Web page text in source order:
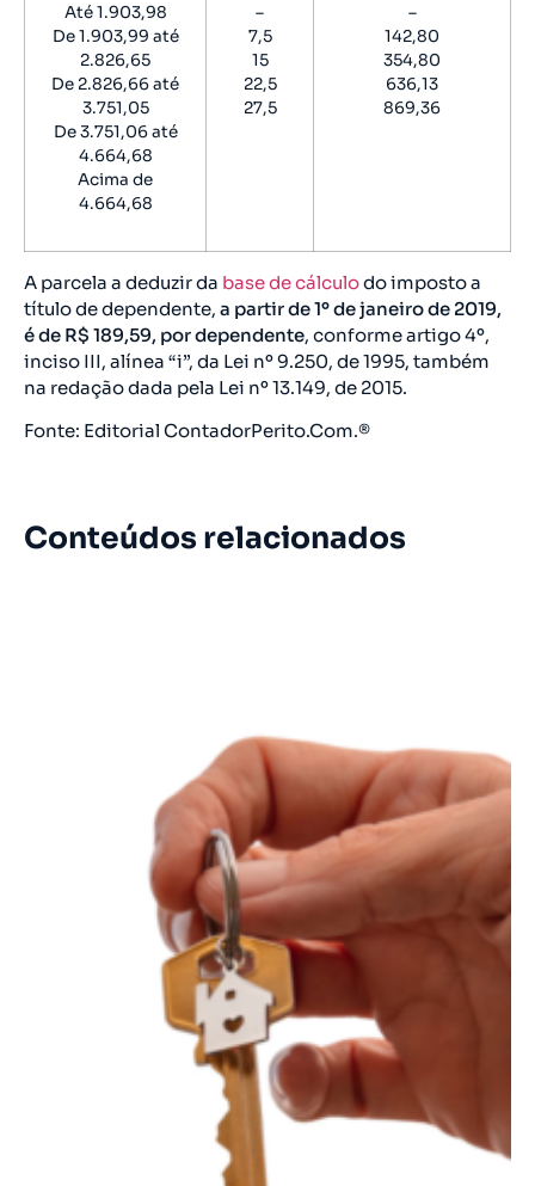
Até 1.903,98
De 1.903,99 até
2.826,65
De 2.826,66 até
3.751,05
De 3.751,06 até
4.664,68
Acima de
4.664,68
–
7,5
15
22,5
27,5
–
142,80
354,80
636,13
869,36
A parcela a deduzir da base de cálculodo imposto a
título de dependente, a partir de 1º de janeiro de 2019,
é de R$ 189,59, por dependente, conforme artigo 4º,
inciso III, alínea “i”, da Lei nº 9.250, de 1995, também
na redação dada pela Lei nº 13.149, de 2015.
Fonte: Editorial ContadorPerito.Com.®
Conteúdos relacionados